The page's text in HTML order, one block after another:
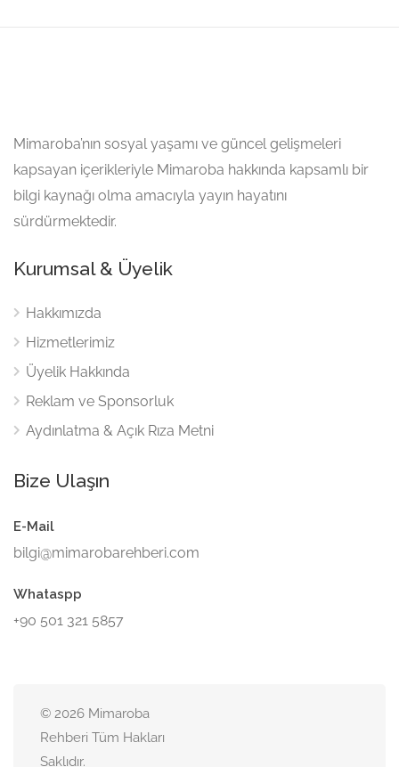
Mimaroba’nın sosyal yaşamı ve güncel gelişmeleri
kapsayan içerikleriyle Mimaroba hakkında kapsamlı bir
bilgi kaynağı olma amacıyla yayın hayatını
sürdürmektedir.
Kurumsal & Üyelik
Hakkımızda
Hizmetlerimiz
Üyelik Hakkında
Reklam ve Sponsorluk
Aydınlatma & Açık Rıza Metni
Bize Ulaşın
E-Mail
bilgi@mimarobarehberi.com
Whataspp
+90 501 321 5857
© 2026 Mimaroba
Rehberi Tüm Hakları
Saklıdır.